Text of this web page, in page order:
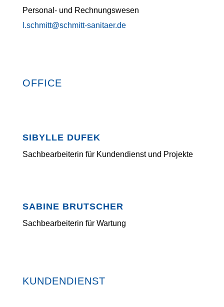
Personal- und Rechnungswesen
l.schmitt@schmitt-sanitaer.de
OFFICE
SIBYLLE DUFEK
Sachbearbeiterin für Kundendienst und Projekte
SABINE BRUTSCHER
Sachbearbeiterin für Wartung
KUNDENDIENST